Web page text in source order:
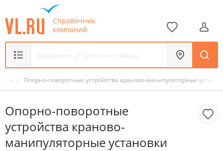
Справочник
компаний
/ Опорно-поворотные устройства краново-манипуляторные
Опорно-поворотные
устройства краново-
манипуляторные установки